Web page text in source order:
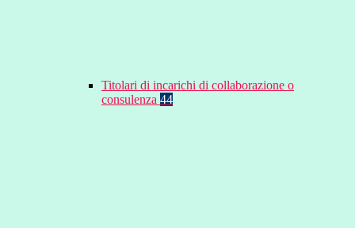
Titolari di incarichi di collaborazione o
consulenza 44